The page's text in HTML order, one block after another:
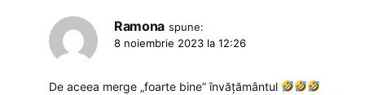
Ramona spune:
8 noiembrie 2023 la 12:26
De aceea merge „foarte bine” învățământul